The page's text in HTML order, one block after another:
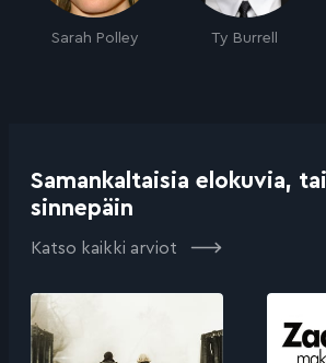
Sarah Polley Ty Burrell
Samankaltaisia elokuvia,
sinnepäin
Katso kaikki arviot